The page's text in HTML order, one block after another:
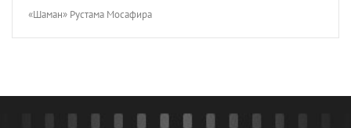
«Шаман» Рустама Мосафира